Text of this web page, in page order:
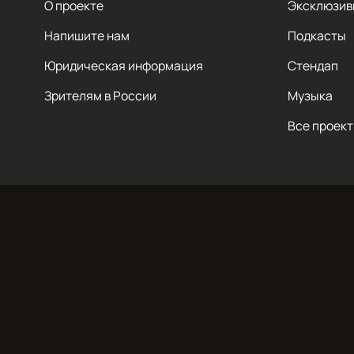
О проекте
Напишите нам
Юридическая информация
Зрителям в России
Подкасты
Стендап
Музыка
Все